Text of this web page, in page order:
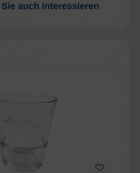
auch interessieren